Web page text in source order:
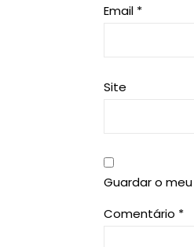
Email *
Site
Guardar o
Comentário *